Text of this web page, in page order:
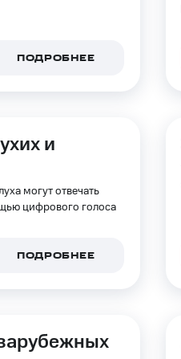
ПОДРОБНЕЕ
и
могут отвечать
цифрового голоса
ПОДРОБНЕЕ